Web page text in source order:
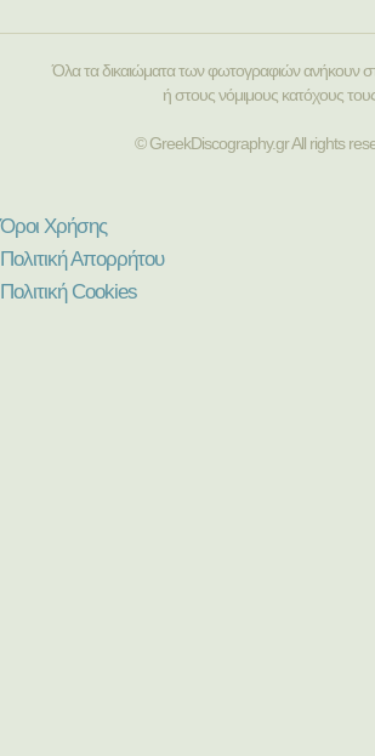
Όλα τα δικαιώματα των φωτογραφιών ανήκουν
ή στους νόμιμους κατόχους
© GreekDiscography.gr All rights
Όροι Χρήσης
Πολιτική Απορρήτου
Πολιτική Cookies